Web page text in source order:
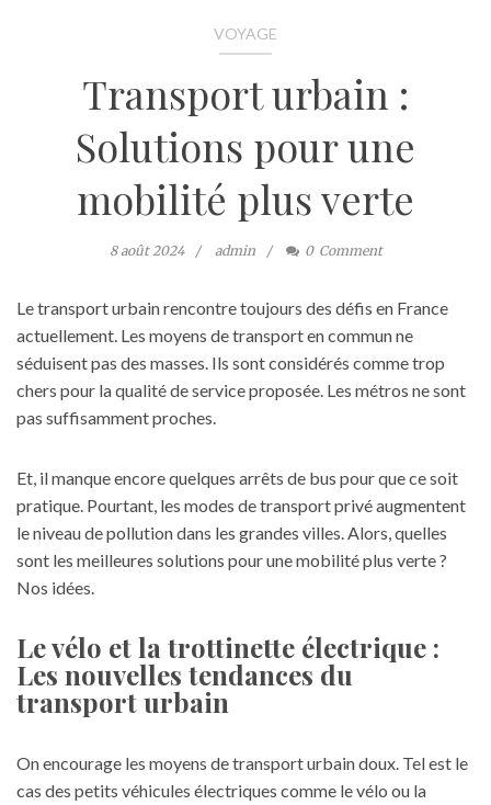
VOYAGE
Transport urbain :
Solutions pour une
mobilité plus verte
8 août 2024 admin 0 Comment
Le transport urbain rencontre toujours des défis en France
actuellement. Les moyens de transport en commun ne
séduisent pas des masses. Ils sont considérés comme trop
chers pour la qualité de service proposée. Les métros ne sont
pas suffisamment proches.
Et, il manque encore quelques arrêts de bus pour que ce soit
pratique. Pourtant, les modes de transport privé augmentent
le niveau de pollution dans les grandes villes. Alors, quelles
sont les meilleures solutions pour une mobilité plus verte ?
Nos idées.
Le vélo et la trottinette électrique :
Les nouvelles tendances du
transport urbain
On encourage les moyens de transport urbain doux. Tel est le
cas des petits véhicules électriques comme le vélo ou la